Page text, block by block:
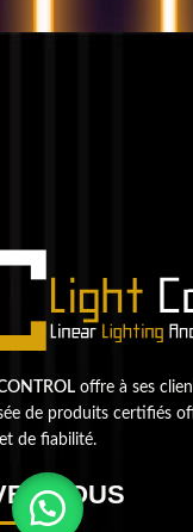
offre à ses
de produits certifiés
de fiabilité.
NOUS